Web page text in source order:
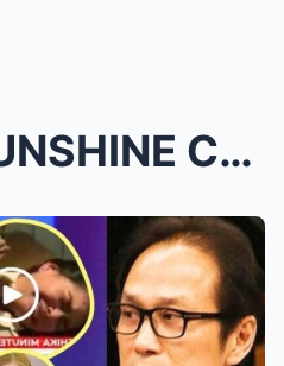
ANAK NI SUNSHINE CRUZ, NAGSALITA NA SA GINAWANG PA...